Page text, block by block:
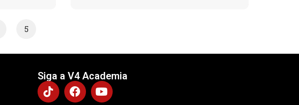
5
Siga a V4 Academia